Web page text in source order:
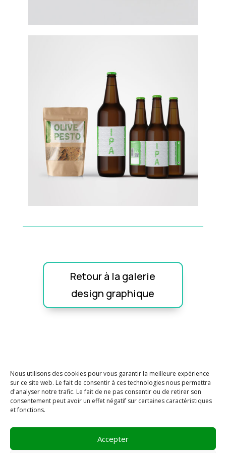
Nous utilisons des cookies pour vous garantir la meilleure expérience
sur ce site web. Le fait de consentir à ces technologies nous permettra
d'analyser notre trafic. Le fait de ne pas consentir ou de retirer son
consentement peut avoir un effet négatif sur certaines caractéristiques
et fonctions.
Accepter
Retour à la galerie
design graphique